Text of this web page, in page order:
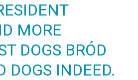
MORE
DOGS BRÓD
DOGS INDEED.